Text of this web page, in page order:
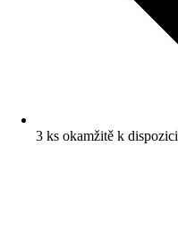
3 ks okamžitě k dispozici